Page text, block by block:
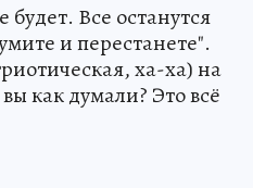
Все останутся
и перестанете".
ха-ха) на
как думали? Это всё